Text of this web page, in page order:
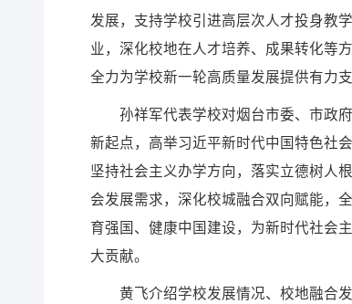
发展，支持学校引进高层次人才投身教
业，深化校地在人才培养、成果转化等
全力为学校新一轮高质量发展提供有力支
孙祥军代表学校对烟台市委、市政
新起点，高举习近平新时代中国特色社
坚持社会主义办学方向，落实立德树人
会发展需求，深化校城融合双向赋能，
育强国、健康中国建设，为新时代社会
大贡献。
黄飞介绍学校发展情况、校地融合